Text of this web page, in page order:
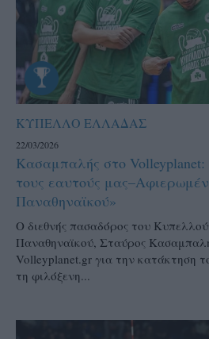
ΚΥΠΕΛΛΟ ΕΛΛΑΔΑΣ
22/03/2026
Κασαμπαλής στο
τους εαυτούς
Παναθηναϊκού»
Ο διεθνής πασαδόρος του
Παναθηναϊκού, Σταύρος
Volleyplanet.gr για την κατάκτηση
τη φιλόξενη...